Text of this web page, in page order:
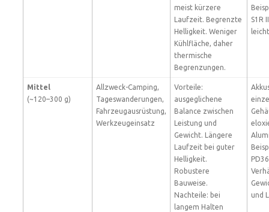
meist kürzere
Laufzeit. Begrenzte
Helligkeit. Weniger
Kühlfläche, daher
thermische
Begrenzungen.
S1R
Mittel
(~120–300 g)
Allzweck-Camping,
Tageswanderungen,
Fahrzeugausrüstung,
Werkzeugeinsatz
Vorteile:
ausgeglichene
Balance zwischen
Leistung und
Gewicht. Längere
Laufzeit bei guter
Helligkeit.
Robustere
Bauweise.
Nachteile: bei
langem Halten
und